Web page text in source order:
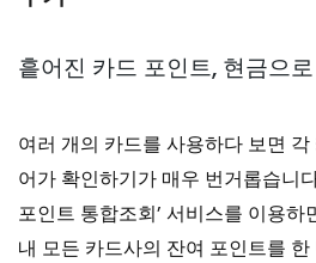
흩어진 카드 포인트, 현금으
여러 개의 카드를 사용하다 보면
어가 확인하기가 매우 번거롭습니
포인트 통합조회’ 서비스를 이용하
내 모든 카드사의 잔여 포인트를